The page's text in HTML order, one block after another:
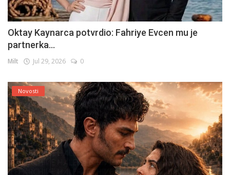
Oktay Kaynarca potvrdio: Fahriye Evcen mu je
partnerka...
Milt Jul 29, 2026 0
Novosti